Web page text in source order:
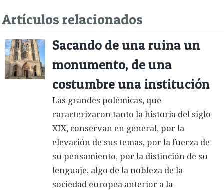
Artículos relacionados
Sacando de una ruina un
monumento, de una
costumbre una institución
Las grandes polémicas, que
caracterizaron tanto la historia del siglo
XIX, conservan en general, por la
elevación de sus temas, por la fuerza de
su pensamiento, por la distinción de su
lenguaje, algo de la nobleza de la
sociedad europea anterior a la